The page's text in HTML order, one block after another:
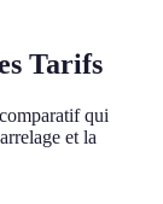
Tarifs
qui
et la